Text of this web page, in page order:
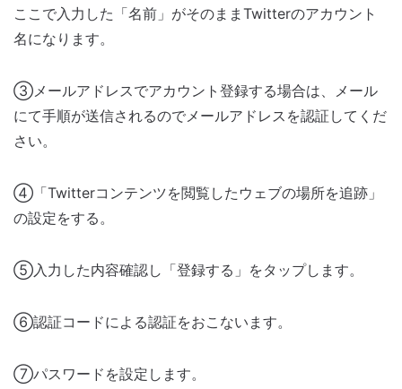
ここで入力した「名前」がそのままTwitterのアカウント
名になります。
③メールアドレスでアカウント登録する場合は、メール
にて手順が送信されるのでメールアドレスを認証してくだ
さい。
④「Twitterコンテンツを閲覧したウェブの場所を追跡」
の設定をする。
⑤入力した内容確認し「登録する」をタップします。
⑥認証コードによる認証をおこないます。
⑦パスワードを設定します。